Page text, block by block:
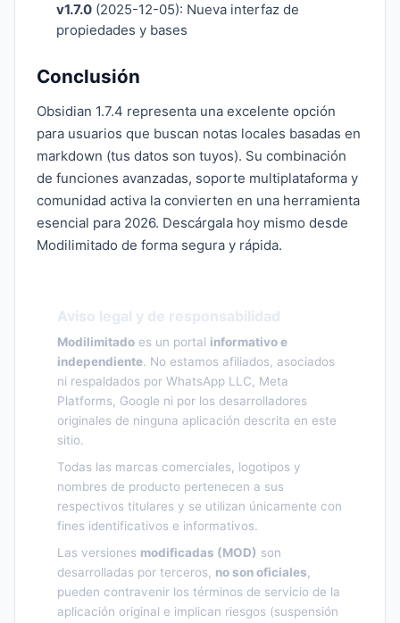
v1.7.0 (2025-12-05): Nueva interfaz de
propiedades y bases
Conclusión
Obsidian 1.7.4 representa una excelente opción
para usuarios que buscan notas locales basadas en
markdown (tus datos son tuyos). Su combinación
de funciones avanzadas, soporte multiplataforma y
comunidad activa la convierten en una herramienta
esencial para 2026. Descárgala hoy mismo desde
Modilimitado de forma segura y rápida.
Aviso legal y de responsabilidad
Modilimitado es un portal informativo e
independiente. No estamos afiliados, asociados
ni respaldados por WhatsApp LLC, Meta
Platforms, Google ni por los desarrolladores
originales de ninguna aplicación descrita en este
sitio.
Todas las marcas comerciales, logotipos y
nombres de producto pertenecen a sus
respectivos titulares y se utilizan únicamente con
fines identificativos e informativos.
Las versiones modificadas (MOD) son
desarrolladas por terceros, no son oficiales
pueden contravenir los términos de servicio de la
aplicación original e implican riesgos (suspensión